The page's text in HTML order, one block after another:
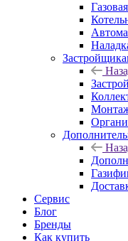
Сервис
Блог
Бренды
Как купить